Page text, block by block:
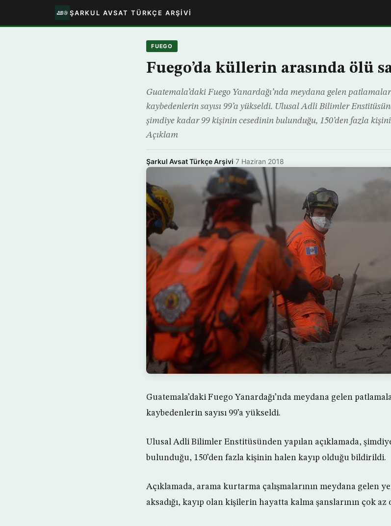
ŞARKUL AVSAT TÜRKÇE ARŞIVI
FUEGO
Fuego’da küllerin arasında ölü
Guatemala’daki Fuego Yanardağı’nda meydana gelen
kaybedenlerin sayısı 99’a yükseldi. Ulusal Adli Bilimler
şimdiye kadar 99 kişinin cesedinin bulunduğu, 150’den fazla
Açıklam
Şarkul Avsat Türkçe Arşivi·7 Haziran 2018
Guatemala’daki Fuego Yanardağı’nda meydana gelen
kaybedenlerin sayısı 99’a yükseldi.
Ulusal Adli Bilimler Enstitüsünden yapılan açıklamada,
bulunduğu, 150’den fazla kişinin halen kayıp olduğu bildirildi.
Açıklamada, arama kurtarma çalışmalarının meydana gelen
aksadığı, kayıp olan kişilerin hayatta kalma şanslarının çok